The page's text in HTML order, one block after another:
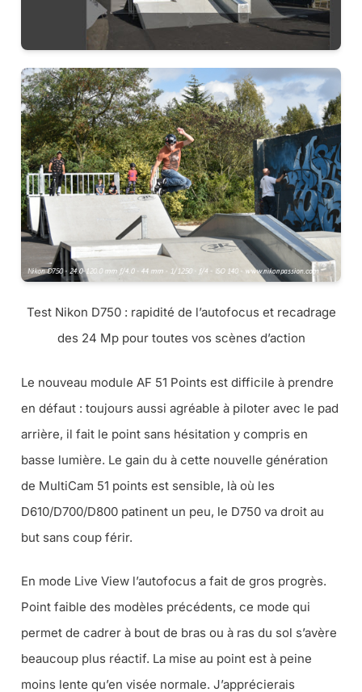
Test Nikon D750 : rapidité de l’autofocus et recadrage
des 24 Mp pour toutes vos scènes d’action
Le nouveau module AF 51 Points est difficile à prendre
en défaut : toujours aussi agréable à piloter avec le pad
arrière, il fait le point sans hésitation y compris en
basse lumière. Le gain du à cette nouvelle génération
de MultiCam 51 points est sensible, là où les
D610/D700/D800 patinent un peu, le D750 va droit au
but sans coup férir.
En mode Live View l’autofocus a fait de gros progrès.
Point faible des modèles précédents, ce mode qui
permet de cadrer à bout de bras ou à ras du sol s’avère
beaucoup plus réactif. La mise au point est à peine
moins lente qu’en visée normale. J’apprécierais